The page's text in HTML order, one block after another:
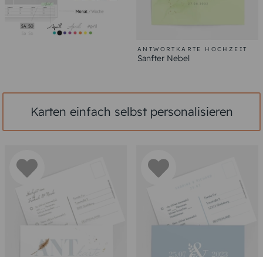
ANTWORTKARTE HOCHZEIT
Sanfter Nebel
Karten einfach selbst personalisieren